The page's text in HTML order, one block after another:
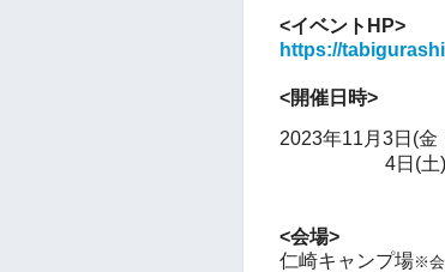
<イベントHP>
https://
<開催日時>
2023年11月3日(金
4日(土)
<会場>
仁崎キャンプ場※会